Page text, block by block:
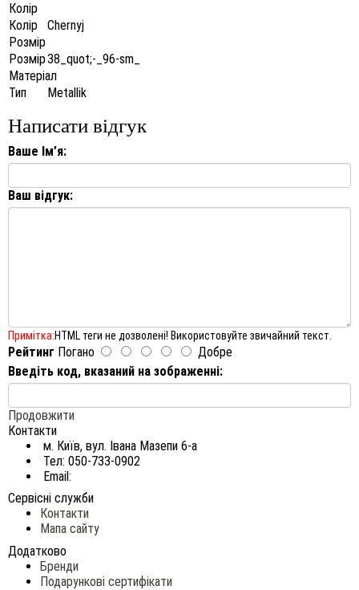
Колір
Колір
Chernyj
Розмір
Розмір38_quot;-_96-sm_
Матеріал
Тип
Metallik
Написати відгук
Ваше Ім’я:
Ваш відгук:
Примітка:HTML теги не дозволені! Використовуйте звичайний текст.
Рейтинг Погано
Добре
Введіть код, вказаний на зображенні:
Продовжити
Контакти
м. Київ, вул. Івана Мазепи 6-а
Тел: 050-733-0902
Email:
Сервісні служби
Контакти
Мапа сайту
Додатково
Бренди
Подарункові сертифікати